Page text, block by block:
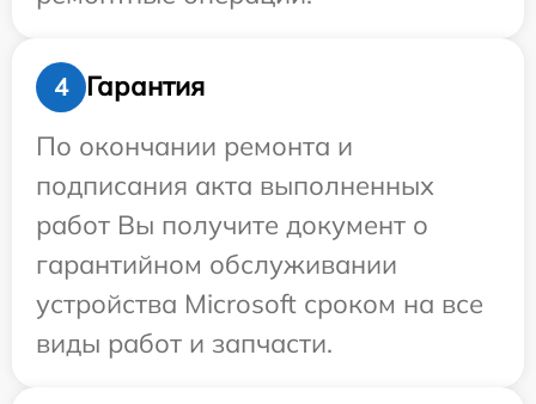
4
Гарантия
По окончании ремонта и
подписания акта выполненных
работ Вы получите документ о
гарантийном обслуживании
устройства Microsoft сроком на все
виды работ и запчасти.